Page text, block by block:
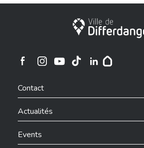
Ville de Differdange
Ville de Differdange sur Instagram
Contact
Actualités
Events